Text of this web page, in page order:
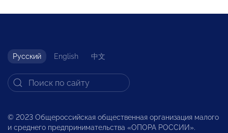
Русский English 中文
© 2023 Общероссийская общественная организация малого
и среднего предпринимательства «ОПОРА РОССИИ».